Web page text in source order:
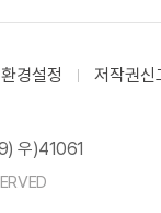
경설정 저작권신
우)41061